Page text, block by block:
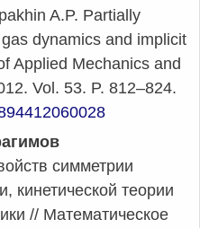
A.P. Partially
dynamics and implicit
Applied Mechanics and
Vol. 53. P. 812–824.
симметрии
кинетической теории
// Математическое